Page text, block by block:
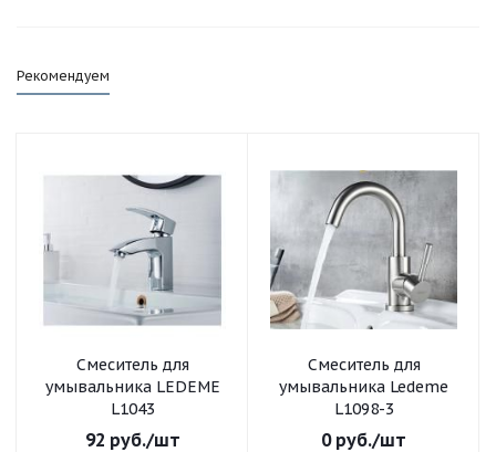
Рекомендуем
Смеситель для
умывальника LEDEME
L1043
92 руб./шт
Смеситель для
умывальника Ledeme
L1098-3
0руб./шт